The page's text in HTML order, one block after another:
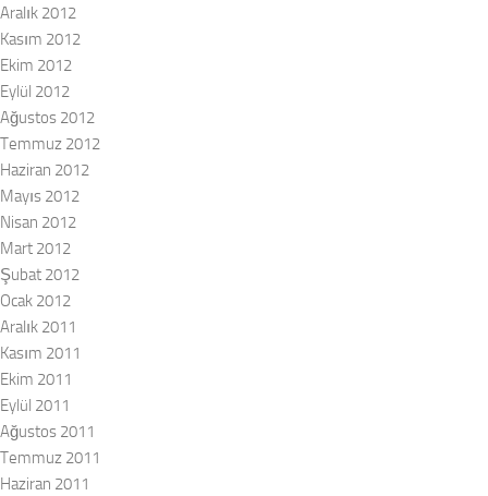
Aralık 2012
Kasım 2012
Ekim 2012
Eylül 2012
Ağustos 2012
Temmuz 2012
Haziran 2012
Mayıs 2012
Nisan 2012
Mart 2012
Şubat 2012
Ocak 2012
Aralık 2011
Kasım 2011
Ekim 2011
Eylül 2011
Ağustos 2011
Temmuz 2011
Haziran 2011